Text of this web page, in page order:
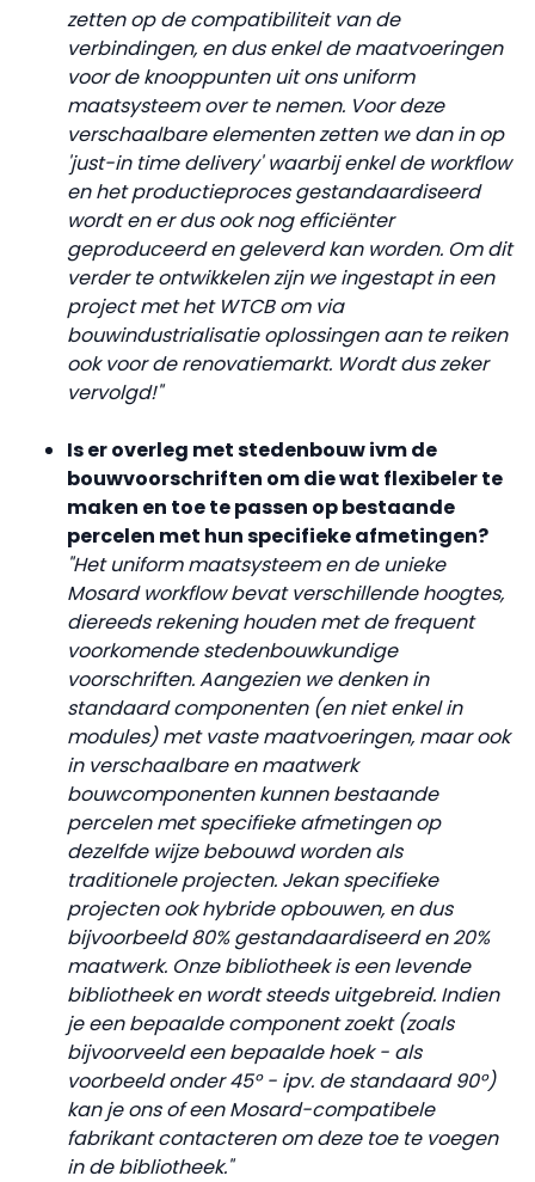
zetten op de compatibiliteit van de
verbindingen, en dus enkel de maatvoeringen
voor de knooppunten uit ons uniform
maatsysteem over te nemen. Voor deze
verschaalbare elementen zetten we dan in op
'just-in time delivery' waarbij enkel de workflow
en het productieproces gestandaardiseerd
wordt en er dus ook nog efficiënter
geproduceerd en geleverd kan worden. Om dit
verder te ontwikkelen zijn we ingestapt in een
project met het WTCB om via
bouwindustrialisatie oplossingen aan te reiken
ook voor de renovatiemarkt. Wordt dus zeker
vervolgd!"
Is er overleg met stedenbouw ivm de
bouwvoorschriften om die wat flexibeler te
maken en toe te passen op bestaande
percelen met hun specifieke afmetingen?
"Het uniform maatsysteem en de unieke
Mosard workflow bevat verschillende hoogtes,
diereeds rekening houden met de frequent
voorkomende stedenbouwkundige
voorschriften. Aangezien we denken in
standaard componenten (en niet enkel in
modules) met vaste maatvoeringen, maar ook
in verschaalbare en maatwerk
bouwcomponenten kunnen bestaande
percelen met specifieke afmetingen op
dezelfde wijze bebouwd worden als
traditionele projecten. Jekan specifieke
projecten ook hybride opbouwen, en dus
bijvoorbeeld 80% gestandaardiseerd en 20%
maatwerk. Onze bibliotheek is een levende
bibliotheek en wordt steeds uitgebreid. Indien
je een bepaalde component zoekt (zoals
bijvoorveeld een bepaalde hoek - als
voorbeeld onder 45° - ipv. de standaard 90°)
kan je ons of een Mosard-compatibele
fabrikant contacteren om deze toe te voegen
in de bibliotheek."